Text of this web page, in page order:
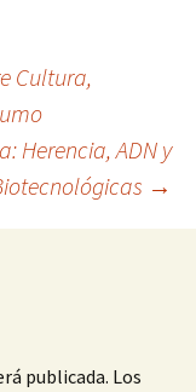
Cultura,
Herencia, ADN y
→
publicada. Los